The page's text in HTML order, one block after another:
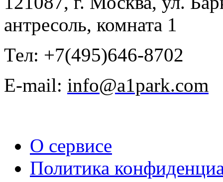
антресоль, комната 1
Тел: +7(495)646-8702
E-mail: info@a1park.com
О сервисе
Политика